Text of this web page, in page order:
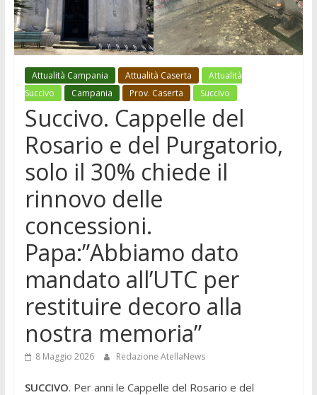
Attualità Campania Attualità Caserta
Attualità
Succivo
Campania Prov. Caserta Succivo
Succivo. Cappelle del
Rosario e del Purgatorio,
solo il 30% chiede il
rinnovo delle
concessioni.
Papa:”Abbiamo dato
mandato all’UTC per
restituire decoro alla
nostra memoria”
8 Maggio 2026 Redazione AtellaNews
SUCCIVO. Per anni le Cappelle del Rosario e del